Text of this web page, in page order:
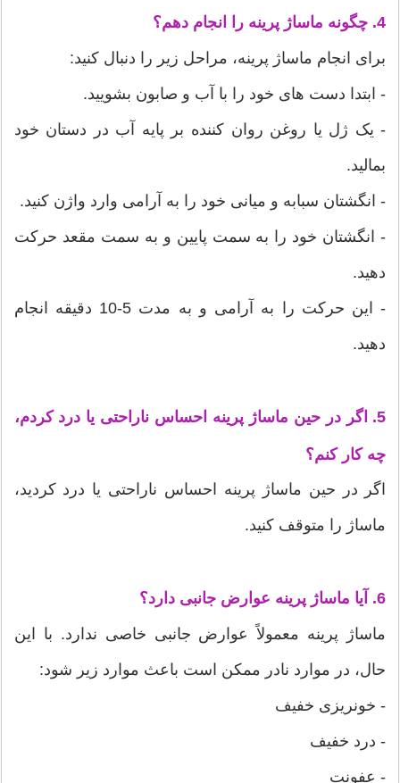
4. چگونه ماساژ پرینه را انجام دهم؟
برای انجام ماساژ پرینه، مراحل زیر را دنبال کنید:
- ابتدا دست های خود را با آب و صابون بشویید.
- یک ژل یا روغن روان کننده بر پایه آب در دستان خود
بمالید.
- انگشتان سبابه و میانی خود را به آرامی وارد واژن کنید.
- انگشتان خود را به سمت پایین و به سمت مقعد حرکت
دهید.
- این حرکت را به آرامی و به مدت 5-10 دقیقه انجام
دهید.
5. اگر در حین ماساژ پرینه احساس ناراحتی یا درد کردم،
چه کار کنم؟
اگر در حین ماساژ پرینه احساس ناراحتی یا درد کردید،
ماساژ را متوقف کنید.
6. آیا ماساژ پرینه عوارض جانبی دارد؟
ماساژ پرینه معمولاً عوارض جانبی خاصی ندارد. با این
حال، در موارد نادر ممکن است باعث موارد زیر شود:
- خونریزی خفیف
- درد خفیف
- عفونت